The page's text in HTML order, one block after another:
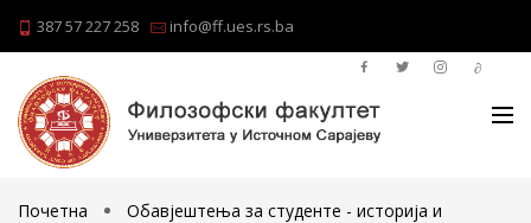
387 57 227 258 info@ff.ues.rs.ba
Почетна
Обавјештења за студенте - историја и